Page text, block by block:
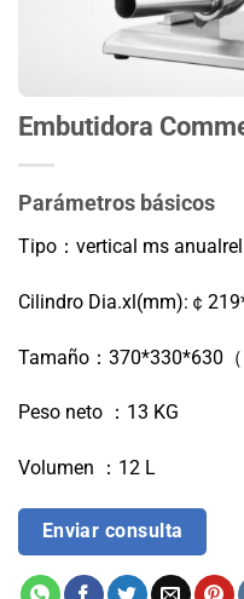
Embutidora
Parámetros básicos
Tipo：vertical ms anual
Cilindro Dia.xl(mm):￠
Tamaño：370*330*630（
Peso neto ：13 KG
Volumen ：12 L
Enviar consulta